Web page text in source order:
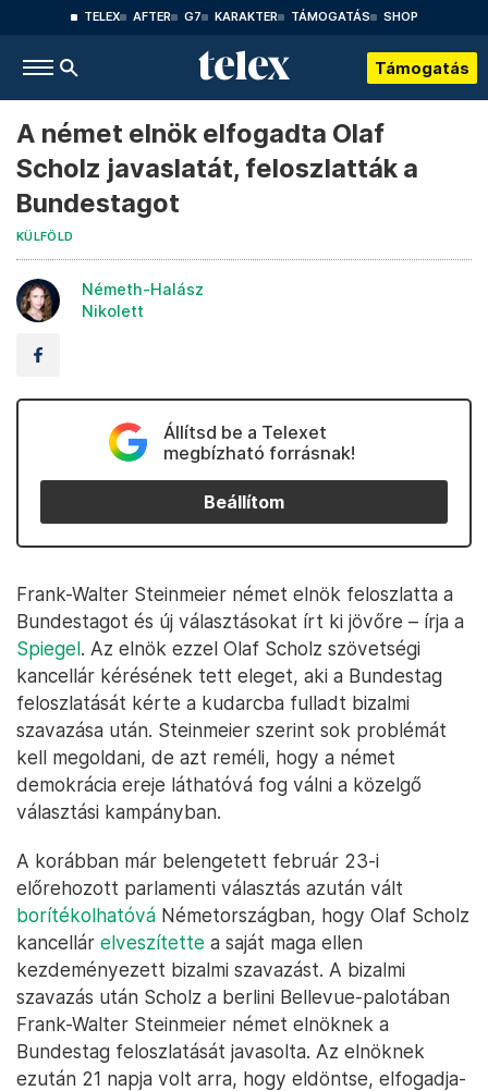
TELEX AFTER G7 KARAKTER TÁMOGATÁS SHOP
Támogatás
A német elnök elfogadta Olaf
Scholz javaslatát, feloszlatták a
Bundestagot
KÜLFÖLD
Németh-Halász
Nikolett
Állítsd be a Telexet
megbízható forrásnak!
Beállítom
Frank-Walter Steinmeier német elnök feloszlatta a
Bundestagot és új választásokat írt ki jövőre – írja a
Spiegel. Az elnök ezzel Olaf Scholz szövetségi
kancellár kérésének tett eleget, aki a Bundestag
feloszlatását kérte a kudarcba fulladt bizalmi
szavazása után. Steinmeier szerint sok problémát
kell megoldani, de azt reméli, hogy a német
demokrácia ereje láthatóvá fog válni a közelgő
választási kampányban.
A korábban már belengetett február 23-i
előrehozott parlamenti választás azután vált
borítékolhatóvá Németországban, hogy Olaf Scholz
kancellár elveszítette a saját maga ellen
kezdeményezett bizalmi szavazást. A bizalmi
szavazás után Scholz a berlini Bellevue-palotában
Frank-Walter Steinmeier német elnöknek a
Bundestag feloszlatását javasolta. Az elnöknek
ezután 21 napja volt arra, hogy eldöntse, elfogadja-